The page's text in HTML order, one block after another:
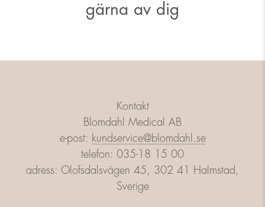
gärna av dig
Kontakt
Blomdahl Medical AB
e-post: kundservice@blomdahl.se
telefon: 035-18 15 00
adress: Olofsdalsvägen 45, 302 41 Halmstad,
Sverige